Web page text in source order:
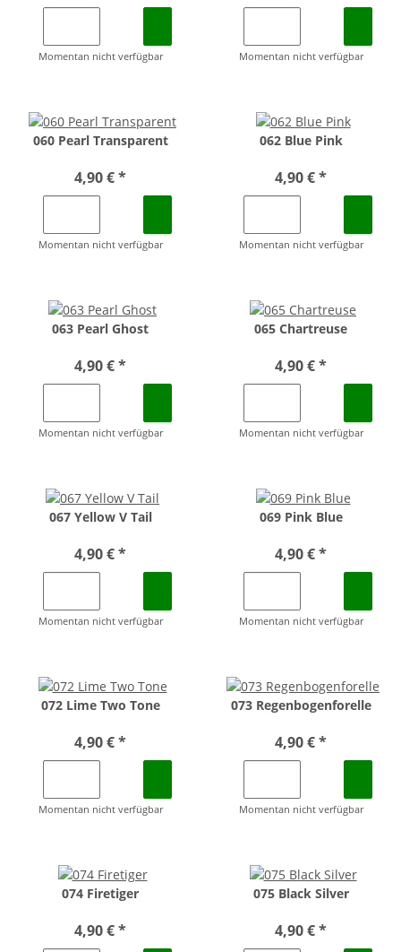
Momentan nicht verfügbar Momentan nicht verfügbar
060 Pearl Transparent
4,90 €*
Momentan nicht verfügbar
062 Blue Pink
4,90 €*
Momentan nicht verfügbar
063 Pearl Ghost
4,90 €*
Momentan nicht verfügbar
065 Chartreuse
4,90 €*
Momentan nicht verfügbar
067 Yellow V Tail
4,90 €*
Momentan nicht verfügbar
069 Pink Blue
4,90 €*
Momentan nicht verfügbar
072 Lime Two Tone
4,90 €*
Momentan nicht verfügbar
073 Regenbogenforelle
4,90 €*
Momentan nicht verfügbar
074 Firetiger
4,90 €*
075 Black Silver
4,90 €*